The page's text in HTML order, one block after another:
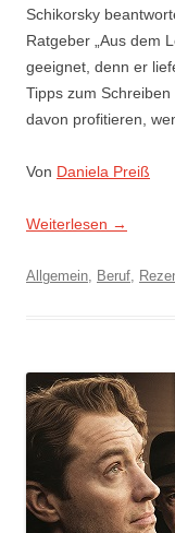
Schikorsky
Ratgeber „Aus dem
geeignet, denn er
Tipps zum
davon profitieren,
Von Daniela Preiß
Weiterlesen →
Allgemein, Beruf,